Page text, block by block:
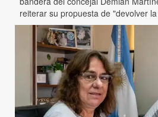
reiterar su propuesta de "devolver